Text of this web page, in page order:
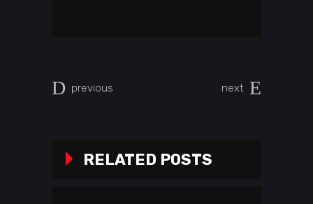
previous next
RELATED POSTS